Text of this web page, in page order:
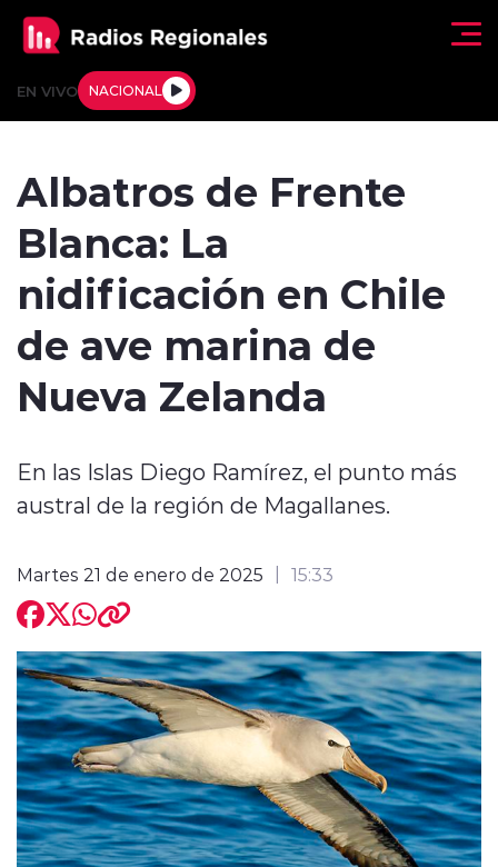
EN VIVO NACIONAL
Tendencias
Internacional
Entrevistas
modo claro
Albatros de Frente
Blanca: La
nidificación en Chile
de ave marina de
Nueva Zelanda
En las Islas Diego Ramírez, el punto más
austral de la región de Magallanes.
Martes 21 de enero de 2025 15:33